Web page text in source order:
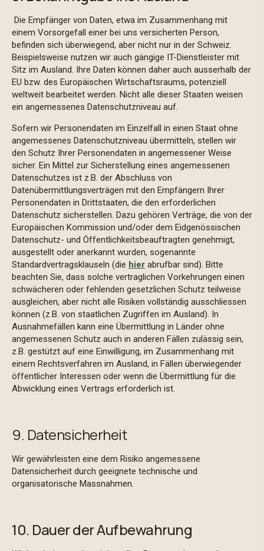
Die Empfänger von Daten, etwa im Zusammenhang mit
einem Vorsorgefall einer bei uns versicherten Person,
befinden sich überwiegend, aber nicht nur in der Schweiz.
Beispielsweise nutzen wir auch gängige IT-Dienstleister mit
Sitz im Ausland. Ihre Daten können daher auch ausserhalb der
EU bzw. des Europäischen Wirtschaftsraums, potenziell
weltweit bearbeitet werden. Nicht alle dieser Staaten weisen
ein angemessenes Datenschutzniveau auf.
Sofern wir Personendaten im Einzelfall in einen Staat ohne
angemessenes Datenschutzniveau übermitteln, stellen wir
den Schutz Ihrer Personendaten in angemessener Weise
sicher. Ein Mittel zur Sicherstellung eines angemessenen
Datenschutzes ist z.B. der Abschluss von
Datenübermittlungsverträgen mit den Empfängern Ihrer
Personendaten in Drittstaaten, die den erforderlichen
Datenschutz sicherstellen. Dazu gehören Verträge, die von der
Europäischen Kommission und/oder dem Eidgenössischen
Datenschutz- und Öffentlichkeitsbeauftragten genehmigt,
ausgestellt oder anerkannt wurden, sogenannte
Standardvertragsklauseln (die hier abrufbar sind). Bitte
beachten Sie, dass solche vertraglichen Vorkehrungen einen
schwächeren oder fehlenden gesetzlichen Schutz teilweise
ausgleichen, aber nicht alle Risiken vollständig ausschliessen
können (z.B. von staatlichen Zugriffen im Ausland). In
Ausnahmefällen kann eine Übermittlung in Länder ohne
angemessenen Schutz auch in anderen Fällen zulässig sein,
z.B. gestützt auf eine Einwilligung, im Zusammenhang mit
einem Rechtsverfahren im Ausland, in Fällen überwiegender
öffentlicher Interessen oder wenn die Übermittlung für die
Abwicklung eines Vertrags erforderlich ist.
9. Datensicherheit
Wir gewährleisten eine dem Risiko angemessene
Datensicherheit durch geeignete technische und
organisatorische Massnahmen.
10. Dauer der Aufbewahrung